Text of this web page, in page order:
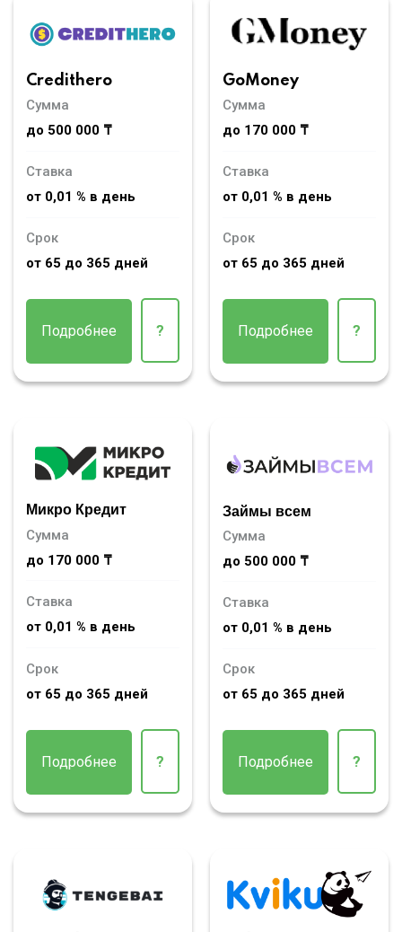
Credithero
Сумма
до 500 000 ₸
Ставка
от 0,01 % в день
Срок
от 65 до 365 дней
Подробнее ?
GoMoney
Сумма
до 170 000 ₸
Ставка
от 0,01 % в день
Срок
от 65 до 365 дней
Подробнее ?
Микро Кредит
Сумма
до 170 000 ₸
Ставка
от 0,01 % в день
Срок
от 65 до 365 дней
Подробнее ?
Займы всем
Сумма
до 500 000 ₸
Ставка
от 0,01 % в день
Срок
от 65 до 365 дней
Подробнее ?